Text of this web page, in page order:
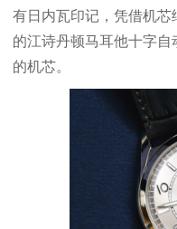
有日内瓦印记，凭借机
的江诗丹顿马耳他十字
的机芯。